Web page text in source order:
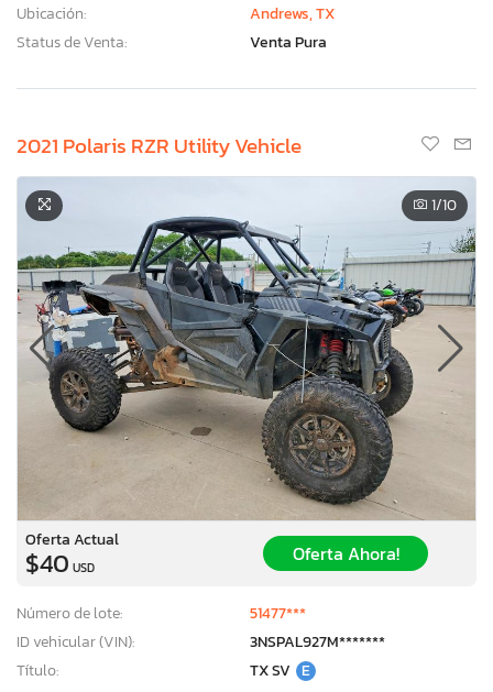
Ubicación:
Andrews, TX
Status de Venta:
Venta Pura
2021 Polaris RZR Utility Vehicle
1/10
Oferta Actual
$40 USD
Oferta Ahora!
Número de lote:
51477***
ID vehicular (VIN):
3NSPAL927M*******
Título:
TX SV E